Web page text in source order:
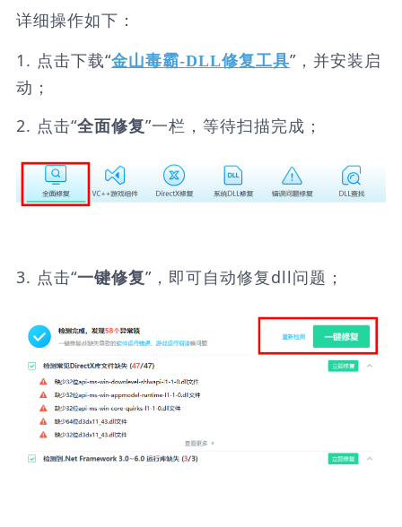
详细操作如下：
1. 点击下载“金山毒霸-DLL修复工具”，并安装启
动；
2. 点击“全面修复”一栏，等待扫描完成；
3. 点击“一键修复”，即可自动修复dll问题；